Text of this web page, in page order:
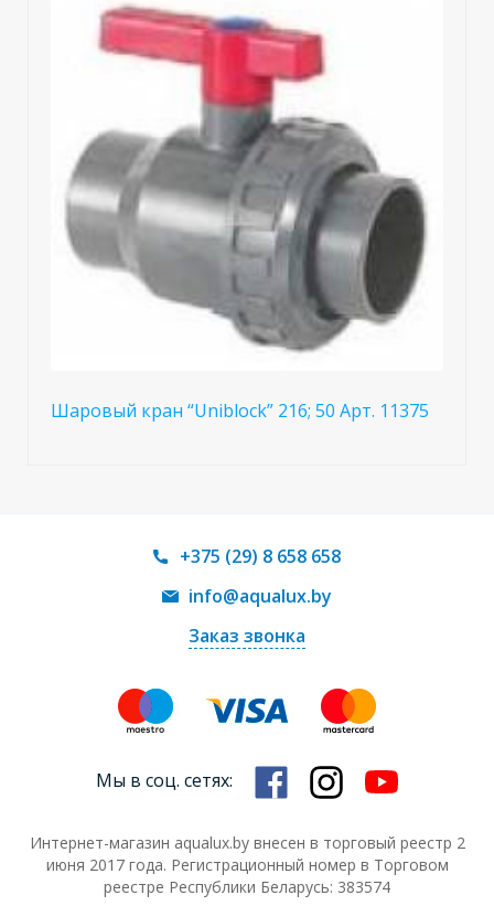
Шаровый кран “Uniblock” 216; 50 Арт. 11375
+375 (29) 8 658 658
info@aqualux.by
Заказ звонка
Мы в соц. сетях:
Интернет-магазин aqualux.by внесен в торговый реестр 2
июня 2017 года. Регистрационный номер в Торговом
реестре Республики Беларусь: 383574